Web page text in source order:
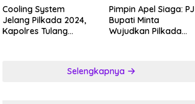
Kotak Kosong:ini
tanggapan Jubir
R2TB.
mencoblos di bilik
suara.
Cooling System
Jelang Pilkada 2024,
Kapolres Tulang
Bupati dan Posko
Pimpin Apel Siaga: PJ
Bupati Minta
Wujudkan Pilkada
Selengkapnya